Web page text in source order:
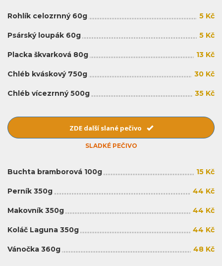
Rohlík celozrnný 60g 5 Kč
Psárský loupák 60g 5 Kč
Placka škvarková 80g 13 Kč
Chléb kváskový 750g 30 Kč
Chléb vícezrnný 500g 35 Kč
ZDE další slané pečivo
SLADKÉ PEČIVO
Buchta bramborová 100g 15 Kč
Perník 350g 44 Kč
Makovník 350g 44 Kč
Koláč Laguna 350g 44 Kč
Vánočka 360g 48 Kč